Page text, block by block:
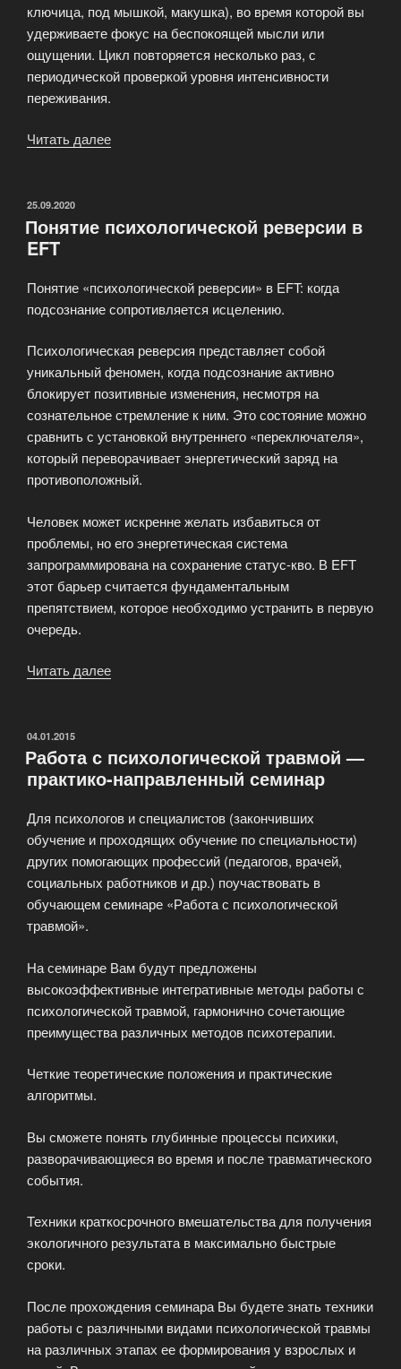
ключица, под мышкой, макушка), во время которой вы
удерживаете фокус на беспокоящей мысли или
ощущении. Цикл повторяется несколько раз, с
периодической проверкой уровня интенсивности
переживания.
Читать далее
от
самостоятельного
применения.»
ОПУБЛИКОВАНО
25.09.2020
Понятие психологической реверсии в
EFT
Понятие «психологической реверсии» в EFT: когда
подсознание сопротивляется исцелению.
Психологическая реверсия представляет собой
уникальный феномен, когда подсознание активно
блокирует позитивные изменения, несмотря на
сознательное стремление к ним. Это состояние можно
сравнить с установкой внутреннего «переключателя»,
который переворачивает энергетический заряд на
противоположный.
Человек может искренне желать избавиться от
проблемы, но его энергетическая система
запрограммирована на сохранение статус-кво. В EFT
этот барьер считается фундаментальным
препятствием, которое необходимо устранить в первую
очередь.
Читать далее
EFT»
ОПУБЛИКОВАНО
04.01.2015
Работа с психологической травмой —
практико-направленный семинар
Для психологов и специалистов (закончивших
обучение и проходящих обучение по специальности)
других помогающих профессий (педагогов, врачей,
социальных работников и др.) поучаствовать в
обучающем семинаре «Работа с психологической
травмой».
На семинаре Вам будут предложены
высокоэффективные интегративные методы работы с
психологической травмой, гармонично сочетающие
преимущества различных методов психотерапии.
Четкие теоретические положения и практические
алгоритмы.
Вы сможете понять глубинные процессы психики,
разворачивающиеся во время и после травматического
события.
Техники краткосрочного вмешательства для получения
экологичного результата в максимально быстрые
сроки.
После прохождения семинара Вы будете знать техники
работы с различными видами психологической травмы
на различных этапах ее формирования у взрослых и